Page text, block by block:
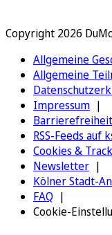
Copyright 2026
Allgemeine
Allgemeine
Impressum
Barrierefreiheit
RSS-Feeds auf
Cookies &
Newsletter
Kölner Stadt-
FAQ
Cookie-